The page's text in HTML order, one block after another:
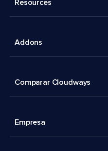
Resources
Addons
Comparar Cloudways
Empresa